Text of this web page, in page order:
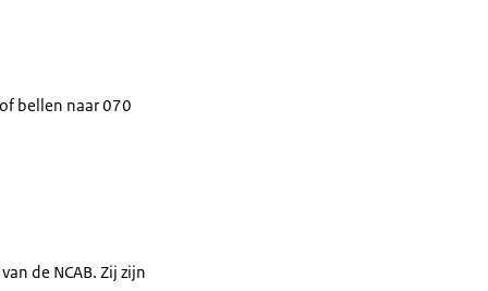
bellen naar 070
de NCAB. Zij zijn